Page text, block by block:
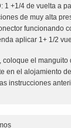
1 +1/4 de vuelta a
de muy alta
funcionando
aplicar 1+ 1/2
coloque el manguito
en el alojamiento
instrucciones